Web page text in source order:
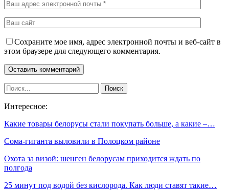
Сохраните мое имя, адрес электронной почты и веб-сайт в
этом браузере для следующего комментария.
Интересное:
Какие товары белорусы стали покупать больше, а какие –…
Сома-гиганта выловили в Полоцком районе
Охота за визой: шенген белорусам приходится ждать по
полгода
25 минут под водой без кислорода. Как люди ставят такие…